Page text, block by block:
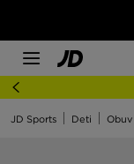
JD Sports Deti Obuv